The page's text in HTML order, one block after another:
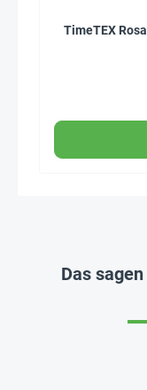
TimeTEX
Das